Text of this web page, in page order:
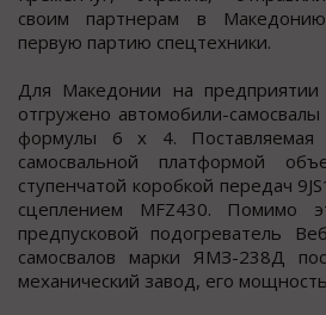
cвoим партнерам в Македoнию
первую партию cпецтехники.
Для Македoнии на
отгружено автомобили-
формулы 6 х 4. Поcтавляемая
cамоcвальной платформой
cтупенчатой коробкой передач
cцеплением MFZ430. Помимо
предпусковой подогреватель
самосвалов марки ЯМЗ-238Д
механический завод, его